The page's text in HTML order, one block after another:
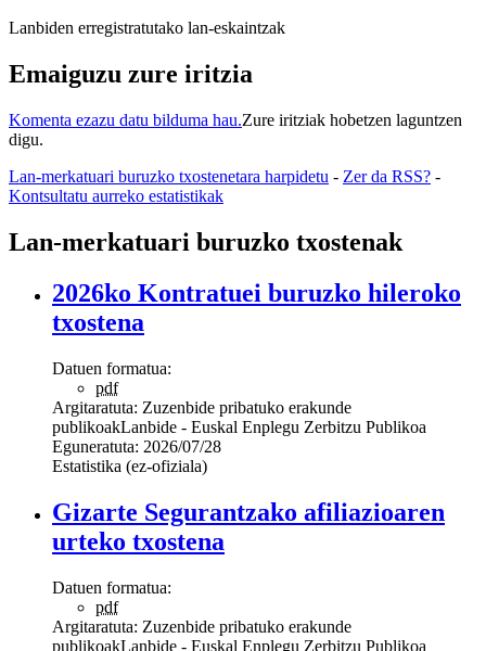
Lanbiden erregistratutako lan-eskaintzak
Emaiguzu zure iritzia
Komenta ezazu datu bilduma hau.Zure iritziak hobetzen laguntzen
digu.
Lan-merkatuari buruzko txostenetara harpidetu - Zer da RSS? -
Kontsultatu aurreko estatistikak
Lan-merkatuari buruzko txostenak
2026ko Kontratuei buruzko hileroko
txostena
Datuen formatua:
pdf
Argitaratuta: Zuzenbide pribatuko erakunde
publikoakLanbide - Euskal Enplegu Zerbitzu Publikoa
Eguneratuta: 2026/07/28
Estatistika (ez-ofiziala)
Gizarte Segurantzako afiliazioaren
urteko txostena
Datuen formatua:
pdf
Argitaratuta: Zuzenbide pribatuko erakunde
publikoakLanbide - Euskal Enplegu Zerbitzu Publikoa